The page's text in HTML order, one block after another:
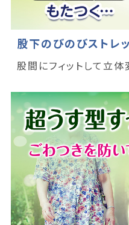
股下のびのびストレ
股間にフィットして立